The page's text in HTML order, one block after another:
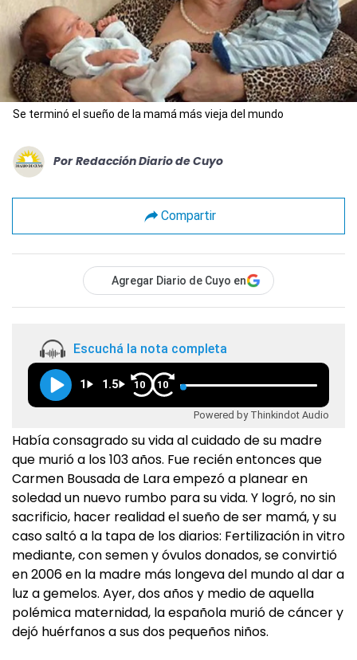
Se terminó el sueño de la mamá más vieja del mundo
Por Redacción Diario de Cuyo
Compartir
Agregar Diario de Cuyo en
Escuchá la nota completa
1 1.5 10 10
Powered by Thinkindot Audio
Había consagrado su vida al cuidado de su madre
que murió a los 103 años. Fue recién entonces que
Carmen Bousada de Lara empezó a planear en
soledad un nuevo rumbo para su vida. Y logró, no sin
sacrificio, hacer realidad el sueño de ser mamá, y su
caso saltó a la tapa de los diarios: Fertilización in vitro
mediante, con semen y óvulos donados, se convirtió
en 2006 en la madre más longeva del mundo al dar a
luz a gemelos. Ayer, dos años y medio de aquella
polémica maternidad, la española murió de cáncer y
dejó huérfanos a sus dos pequeños niños.